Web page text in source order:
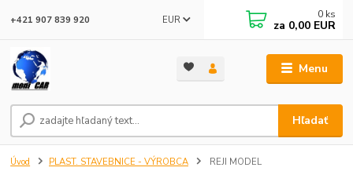
Menu
EUR
Hľadať
+421 907 839 920 0 ks
za 0,00 EUR
Úvod PLAST. STAVEBNICE - VÝROBCA REJI MODEL